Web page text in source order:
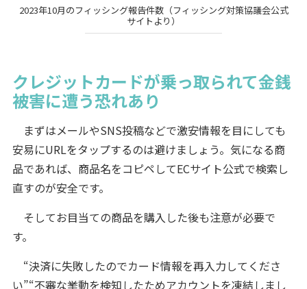
2023年10月のフィッシング報告件数（フィッシング対策協議会公式
サイトより）
クレジットカードが乗っ取られて金銭
被害に遭う恐れあり
まずはメールやSNS投稿などで激安情報を目にしても
安易にURLをタップするのは避けましょう。気になる商
品であれば、商品名をコピペしてECサイト公式で検索し
直すのが安全です。
そしてお目当ての商品を購入した後も注意が必要で
す。
“決済に失敗したのでカード情報を再入力してくださ
い”“不審な挙動を検知したためアカウントを凍結しまし